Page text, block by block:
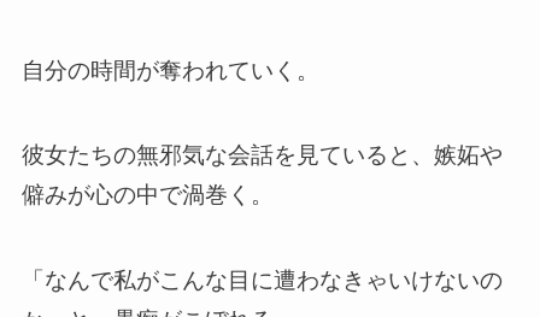
自分の時間が奪われていく。
彼女たちの無邪気な会話を見ていると、嫉妬や
僻みが心の中で渦巻く。
「なんで私がこんな目に遭わなきゃいけないの